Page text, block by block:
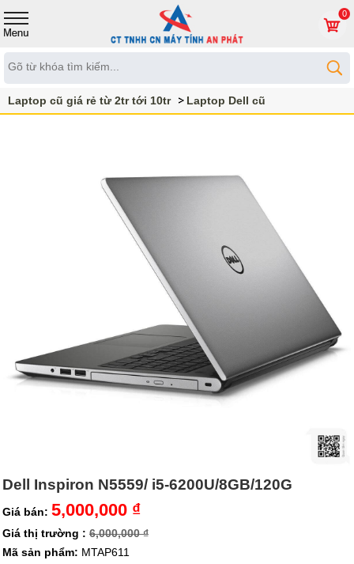
0
Laptop cũ giá rẻ từ 2tr tới 10tr Laptop Dell cũ
Dell Inspiron N5559/ i5-6200U/8GB/120G
Giá bán: 5,000,000 ₫
Giá thị trường : 6,000,000 ₫
Mã sản phẩm: MTAP611